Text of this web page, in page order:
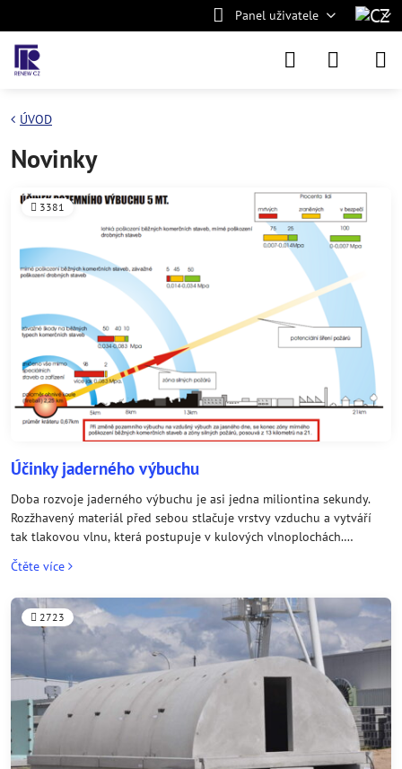
Panel uživatele
ÚVOD
Novinky
3381
Účinky jaderného výbuchu
Doba rozvoje jaderného výbuchu je asi jedna miliontina sekundy.
Rozžhavený materiál před sebou stlačuje vrstvy vzduchu a vytváří
tak tlakovou vlnu, která postupuje v kulových vlnoplochách.
Rozžhavené centrum reakce a žhavé vrstvy vzduchu jsou zdrojem
světelného záření. Neutrony a gama záření pro svou schopnost
jaderného výbuchu vytvářejí zplodiny, nezreagovaná jaderná
výbušnina a vzniklé izotopy z půdy a vzduchu radioaktivní zamoření.
Čtěte více
2723